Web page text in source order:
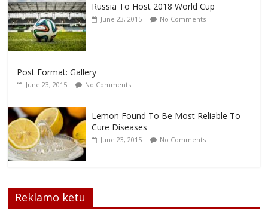
Russia To Host 2018 World Cup
June 23, 2015 No Comments
Post Format: Gallery
June 23, 2015 No Comments
Lemon Found To Be Most Reliable To
Cure Diseases
June 23, 2015 No Comments
Reklamo këtu